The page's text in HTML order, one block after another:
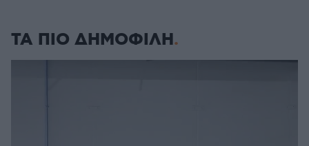
ΤΑ ΠΙΟ ΔΗΜΟΦΙΛΗ